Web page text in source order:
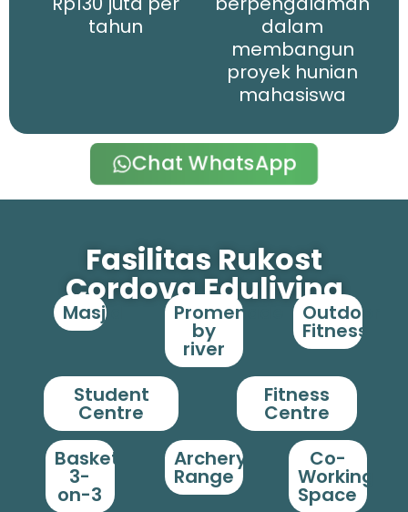
tahun
dalam
membangun
proyek hunian
mahasiswa
Chat WhatsApp
Fasilitas Rukost
Cordova Eduliving
Masjid Promenade
by
river
Outdoor
Fitness
Student
Centre
Fitness
Centre
Basket
3-
on-3
Archery
Range
Co-
Working
Space